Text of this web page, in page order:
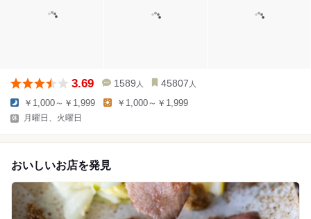
3.69 1589 人 45807 人
￥1,000～￥1,999 ￥1,000～￥1,999
月曜日、火曜日
おいしいお店を発見